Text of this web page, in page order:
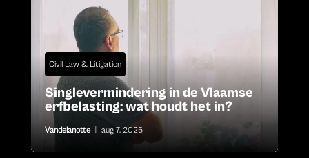
Civil Law & Litigation
Singlevermindering in de Vlaamse
erfbelasting: wat houdt het in?
Vandelanotte aug 7, 2026